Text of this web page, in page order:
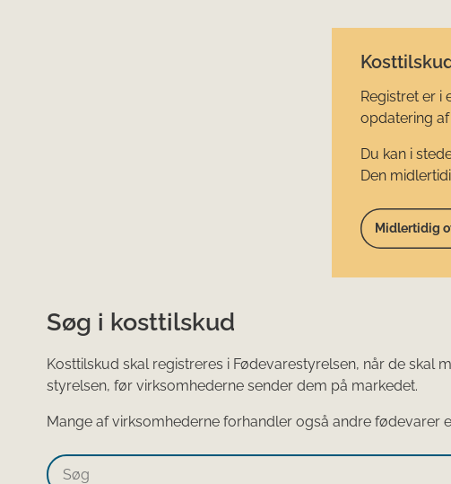
Registret er
opdatering
Du kan i
Den
Midlertidig
Søg i kosttilskud
Kosttilskud skal registreres i Fødevarestyrelsen, når de skal
styrelsen, før virksomhederne sender dem på markedet.
Mange af virksomhederne forhandler også andre